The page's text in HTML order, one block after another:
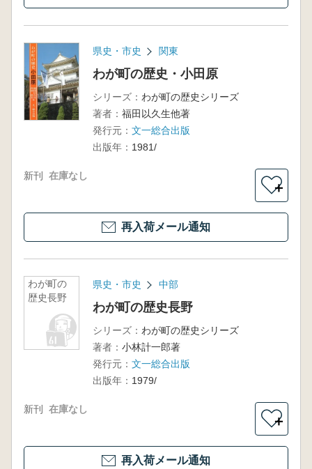
県史・市史 関東
わが町の歴史・小田原
シリーズ： わが町の歴史シリーズ
著者： 福田以久生他著
発行元： 文一総合出版
出版年： 1981/
新刊 在庫なし
＋
再入荷メール通知
わが町の
歴史長野
県史・市史 中部
わが町の歴史長野
シリーズ： わが町の歴史シリーズ
著者： 小林計一郎著
発行元： 文一総合出版
出版年： 1979/
新刊 在庫なし
＋
再入荷メール通知